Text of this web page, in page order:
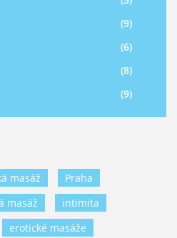
(9)
(6)
(8)
(9)
masáž
Praha
masáž
intimita
erotické masáže